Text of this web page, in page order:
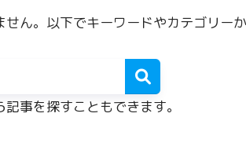
せん。以下でキーワードやカテゴリー
事を探すこともできます。